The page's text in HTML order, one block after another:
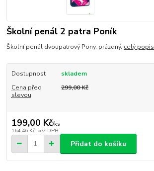
Školní penál 2 patra Poník
Školní penál dvoupatrový Pony, prázdný. celý popis
Dostupnost
skladem
Cena před
slevou
299,00 Kč
199,00 Kč/ks
164,46 Kč bez DPH
Přidat do košíku